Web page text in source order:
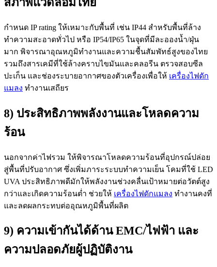
กำหนด IP rating ให้เหมาะกับพื้นที่ เช่น IP44 สำหรับพื้นที่ล้าง
ทำความสะอาดทั่วไป หรือ IP54/IP65 ในจุดที่มีละอองน้ำ/ฝุ่น
มาก พิจารณาอุณหภูมิทำงานและความชื้นสัมพัทธ์สูงของไทย
รวมถึงสารเคมีที่ใช้ล้างคราบไขมันและคลอรีน ตรวจสอบซีล
ปะเก็น และช่องระบายอากาศของตัวเครื่องเพื่อให้ เครื่องไฟดัก
แมลง ทำงานเสถียร
8) ประสิทธิภาพพลังงานและโหลดความ
ร้อน
นอกจากค่าไฟรวม ให้พิจารณาโหลดความร้อนที่อุปกรณ์ปล่อย
สู่พื้นที่ปรับอากาศ ซึ่งเพิ่มภาระระบบทำความเย็น โคมที่ใช้ LED
UVA ประสิทธิภาพดีมักให้พลังงานช่วงคลื่นเป้าหมายต่อวัตต์สูง
กว่าและเกิดความร้อนต่ำ ช่วยให้ เครื่องไฟดักแมลง ทำงานคงที่
และลดผลกระทบต่ออุณหภูมิพื้นที่ผลิต
9) ความเข้ากันได้ด้าน EMC/ไฟฟ้า และ
ความปลอดภัยผู้ปฏิบัติงาน